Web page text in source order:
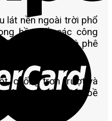
lát nền ngoài trời phổ
hầu hết các công
biệt thự, quán cà phê
chống trơn trượt và
sân vườn giúp bề
khi di chuyển.